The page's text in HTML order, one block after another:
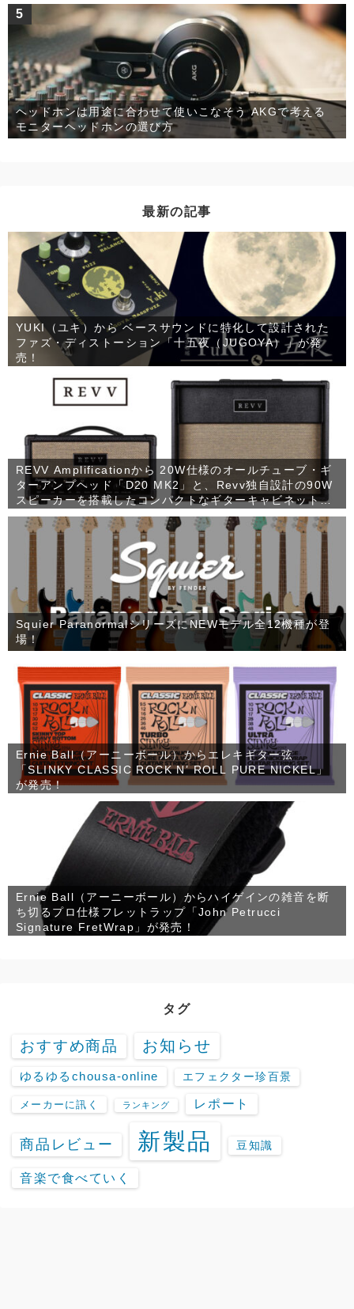
5
ヘッドホンは用途に合わせて使いこなそう AKGで考える
モニターヘッドホンの選び方
最新の記事
YUKI（ユキ）から ベースサウンドに特化して設計された
ファズ・ディストーション「十五夜（JUGOYA）」が発
売！
REVV Amplificationから 20W仕様のオールチューブ・ギ
ターアンプヘッド「D20 MK2」と、Revv独自設計の90W
スピーカーを搭載したコンパクトなギターキャビネット
「1×12 RV90」が発売！
Squier ParanormalシリーズにNEWモデル全12機種が登
場！
Ernie Ball（アーニーボール）からエレキギター弦
「SLINKY CLASSIC ROCK N’ ROLL PURE NICKEL」
が発売！
Ernie Ball（アーニーボール）からハイゲインの雑音を断
ち切るプロ仕様フレットラップ「John Petrucci
Signature FretWrap」が発売！
タグ
おすすめ商品 お知らせ
ゆるゆるchousa-online エフェクター珍百景
メーカーに訊く ランキング レポート
商品レビュー 新製品 豆知識
音楽で食べていく